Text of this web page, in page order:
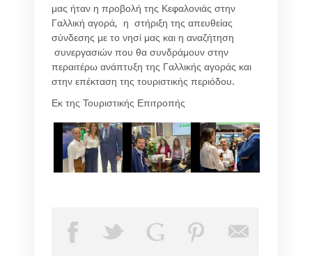
μας ήταν η προβολή της Κεφαλονιάς στην
Γαλλική αγορά, η στήριξη της απευθείας
σύνδεσης με το νησί μας και η αναζήτηση
συνεργασιών που θα συνδράμουν στην
περαιτέρω ανάπτυξη της Γαλλικής αγοράς και
στην επέκταση της τουριστικής περιόδου.
Εκ της Τουριστικής Επιτροπής